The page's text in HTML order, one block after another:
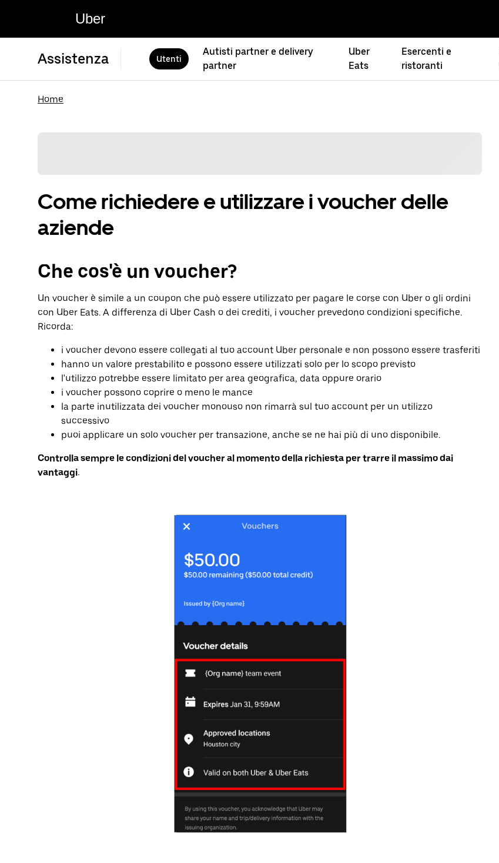
Uber
Assistenza Utenti
Autisti partner e delivery
partner
Uber
Eats
Esercenti e
ristoranti
Home
Come richiedere e utilizzare i voucher delle
aziende
Che cos'è un voucher?
Un voucher è simile a un coupon che può essere utilizzato per pagare le corse con Uber o gli ordini
con Uber Eats. A differenza di Uber Cash o dei crediti, i voucher prevedono condizioni specifiche.
Ricorda:
i voucher devono essere collegati al tuo account Uber personale e non possono essere trasferiti
hanno un valore prestabilito e possono essere utilizzati solo per lo scopo previsto
l'utilizzo potrebbe essere limitato per area geografica, data oppure orario
i voucher possono coprire o meno le mance
la parte inutilizzata dei voucher monouso non rimarrà sul tuo account per un utilizzo
successivo
puoi applicare un solo voucher per transazione, anche se ne hai più di uno disponibile.
Controlla sempre le condizioni del voucher al momento della richiesta per trarre il massimo dai
vantaggi.